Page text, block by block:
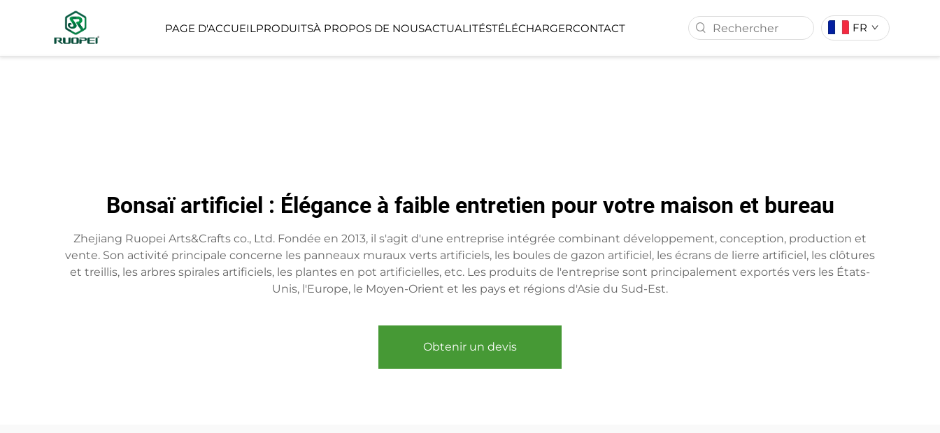
PAGE D'ACCUEIL PRODUITSÀ PROPOS DE NOUSACTUALITÉSTÉLÉCHARGERCONTACT FR
Bonsaï artificiel : Élégance à faible entretien pour votre maison et bureau
Zhejiang Ruopei Arts&Crafts co., Ltd. Fondée en 2013, il s'agit d'une entreprise intégrée combinant développement, conception, production et
vente. Son activité principale concerne les panneaux muraux verts artificiels, les boules de gazon artificiel, les écrans de lierre artificiel, les clôtures
et treillis, les arbres spirales artificiels, les plantes en pot artificielles, etc. Les produits de l'entreprise sont principalement exportés vers les États-
Unis, l'Europe, le Moyen-Orient et les pays et régions d'Asie du Sud-Est.
Obtenir un devis